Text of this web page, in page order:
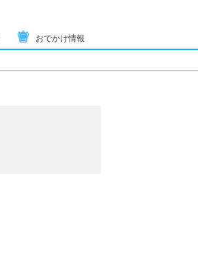
おでかけ情報